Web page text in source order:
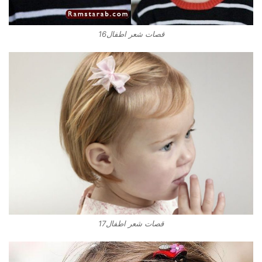
قصات شعر اطفال16
قصات شعر اطفال17